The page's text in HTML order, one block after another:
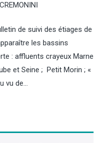
de suivi des étiages de
les bassins
: affluents crayeux Marne
et Seine ; Petit Morin ; «
vu de…